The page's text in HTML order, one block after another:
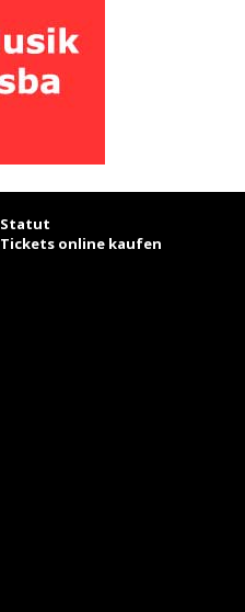
Statut
Tickets online kaufen